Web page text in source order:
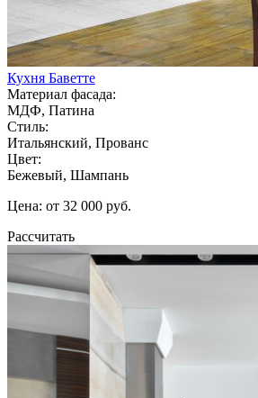
Кухня Баветте
Материал фасада:
МДФ, Патина
Стиль:
Итальянский, Прованс
Цвет:
Бежевый, Шампань
Цена: от 32 000 руб.
Рассчитать